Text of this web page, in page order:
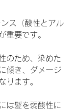
ス（酸性とアル
重要です。
のため、染めた
傾き、ダメージ
ります。
は髪を弱酸性に